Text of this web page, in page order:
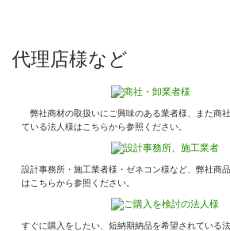
代理店様など
弊社商材の取扱いにご興味のある業者様、また商
ている法人様はこちらから参照ください。
設計事務所・施工業者様・ゼネコン様など、弊社商
はこちらから参照ください。
すぐに購入をしたい、短納期納品を希望されている